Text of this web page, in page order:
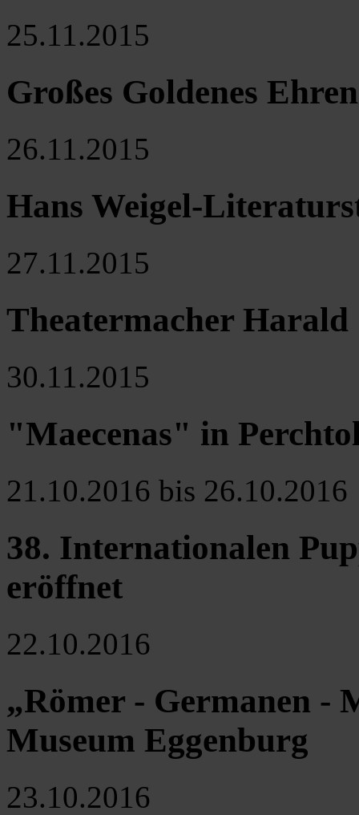
25.11.2015
Großes Goldenes
26.11.2015
Hans Weigel-
27.11.2015
Theatermacher
30.11.2015
"Maecenas" in
21.10.2016 bis 26.10.2016
38. Internationalen
eröffnet
22.10.2016
„Römer - Germanen
Museum Eggenburg
23.10.2016